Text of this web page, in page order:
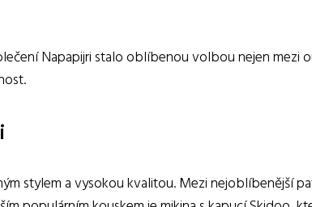
Napapijri stalo oblíbenou volbou nejen mezi
stylem a vysokou kvalitou. Mezi nejoblíbenější